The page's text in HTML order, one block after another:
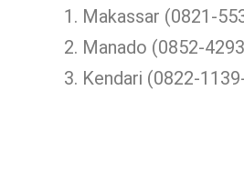
Makassar (0821-
Manado (0852-
Kendari (0822-